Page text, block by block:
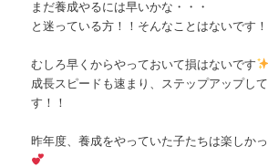
まだ養成やるには早いかな・・・
と迷っている方！！そんなことはないです！
むしろ早くからやっておいて損はないです
成長スピードも速まり、ステップアップし
す！！
昨年度、養成をやっていた子たちは楽しか